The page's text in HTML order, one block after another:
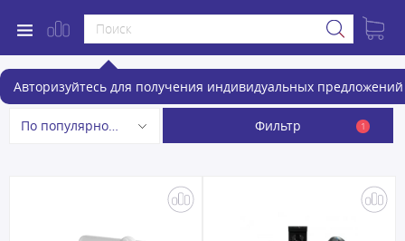
Авторизуйтесь для получения индивидуальных предложений
Беспроводные наушники
По популярности Фильтр 1